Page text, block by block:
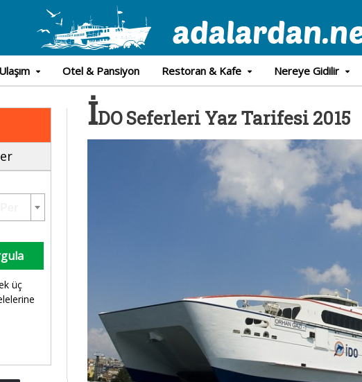
Ulaşım Otel & Pansiyon Restoran & Kafe Nereye Gidilir
üç
İDO Seferleri Yaz Tarifesi 2015